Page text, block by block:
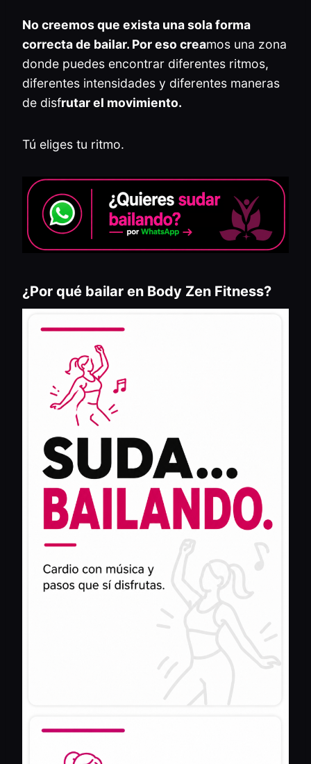
No creemos que exista una sola forma
correcta de bailar. Por eso creamos una zona
donde puedes encontrar diferentes ritmos,
diferentes intensidades y diferentes maneras
de disfrutar el movimiento.
Tú eliges tu ritmo.
¿Por qué bailar en Body Zen Fitness?